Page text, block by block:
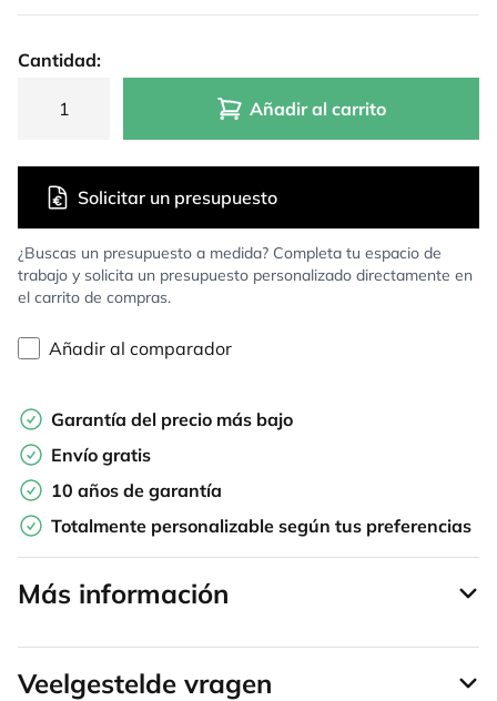
Cantidad:
Añadir al carrito
¿Buscas un presupuesto a medida? Completa tu espacio de
trabajo y solicita un presupuesto personalizado directamente en
el carrito de compras.
Solicitar un presupuesto
Añadir al comparador
Garantía del precio más bajo
Envío gratis
10 años de garantía
Totalmente personalizable según tus preferencias
Más información
Veelgestelde vragen